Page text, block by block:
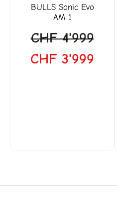
BULLSSonic Evo
AM 1
CHF4'999
CHF 3'999